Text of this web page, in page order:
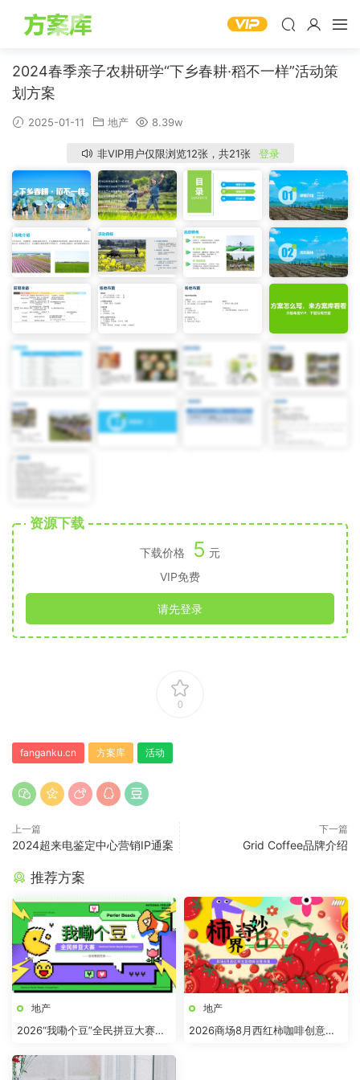
2024春季亲子农耕研学“下乡春耕·稻不一样”活动策
划方案
2025-01-11 地产 8.39w
非VIP用户仅限浏览12张，共21张 登录
资源下载
下载价格 5 元
VIP免费
请先登录
0
fanganku.cn 方案库 活动
上一篇
2024超来电鉴定中心营销IP通案
下一篇
Grid Coffee品牌介绍
推荐方案
地产
2026“我嘞个豆”全民拼豆大赛主
地产
2026商场8月西红柿咖啡创意市